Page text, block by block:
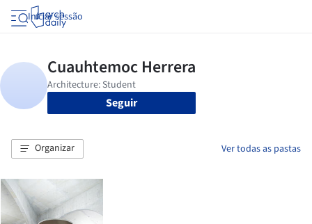
Iniciar sessão
Seguir
Organizar Ver todas as pastas